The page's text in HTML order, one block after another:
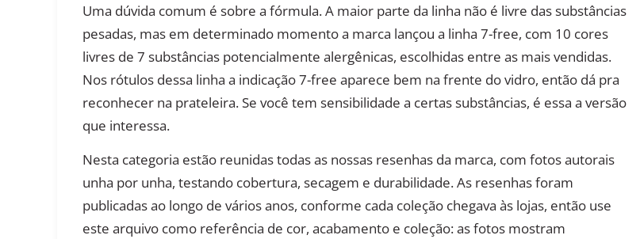
Uma dúvida comum é sobre a fórmula. A maior parte da linha não é livre das substâncias
pesadas, mas em determinado momento a marca lançou a linha 7-free, com 10 cores
livres de 7 substâncias potencialmente alergênicas, escolhidas entre as mais vendidas.
Nos rótulos dessa linha a indicação 7-free aparece bem na frente do vidro, então dá pra
reconhecer na prateleira. Se você tem sensibilidade a certas substâncias, é essa a versão
que interessa.
Nesta categoria estão reunidas todas as nossas resenhas da marca, com fotos autorais
unha por unha, testando cobertura, secagem e durabilidade. As resenhas foram
publicadas ao longo de vários anos, conforme cada coleção chegava às lojas, então use
este arquivo como referência de cor, acabamento e coleção: as fotos mostram